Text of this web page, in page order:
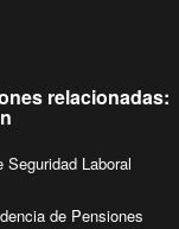
relacionadas:
Seguridad Laboral
de Pensiones